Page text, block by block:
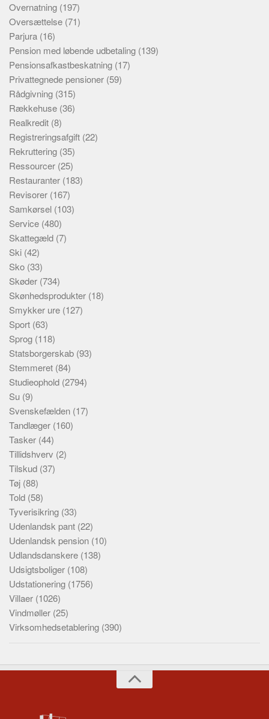
Overnatning (197)
Oversættelse (71)
Parjura (16)
Pension med løbende udbetaling (139)
Pensionsafkastbeskatning (17)
Privattegnede pensioner (59)
Rådgivning (315)
Rækkehuse (36)
Realkredit (8)
Registreringsafgift (22)
Rekruttering (35)
Ressourcer (25)
Restauranter (183)
Revisorer (167)
Samkørsel (103)
Service (480)
Skattegæld (7)
Ski (42)
Sko (33)
Skøder (734)
Skønhedsprodukter (18)
Smykker ure (127)
Sport (63)
Sprog (118)
Statsborgerskab (93)
Stemmeret (84)
Studieophold (2794)
Su (9)
Svenskefælden (17)
Tandlæger (160)
Tasker (44)
Tillidshverv (2)
Tilskud (37)
Tøj (88)
Told (58)
Tyverisikring (33)
Udenlandsk pant (22)
Udenlandsk pension (10)
Udlandsdanskere (138)
Udsigtsboliger (108)
Udstationering (1756)
Villaer (1026)
Vindmøller (25)
Virksomhedsetablering (390)